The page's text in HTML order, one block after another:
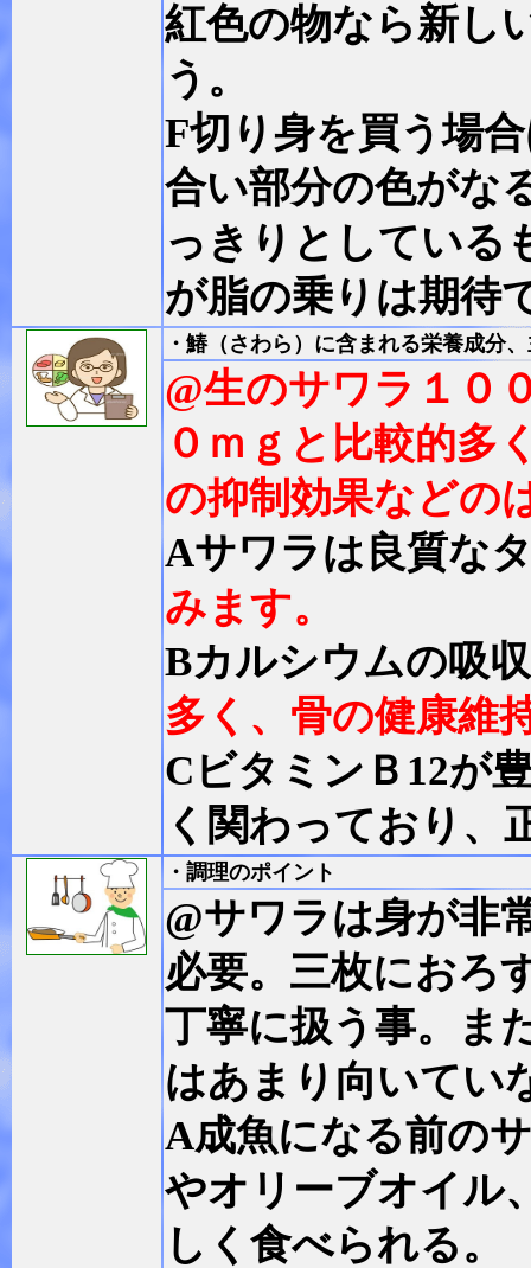
紅色の物なら新し
う。
F切り身を買う場
合い部分の色がな
っきりとしている
が脂の乗りは期待
・鰆（さわら） に含まれる栄養成分
@生のサワラ１０
０ｍｇと比較的多
の抑制効果などの
Aサワラは良質な
みます。
Bカルシウムの吸
多く、骨の健康維
CビタミンＢ12が
く関わっており、
・調理のポイント
@サワラは身が非
必要。三枚におろ
丁寧に扱う事。ま
はあまり向いてい
A成魚になる前の
やオリーブオイル
しく食べられる。